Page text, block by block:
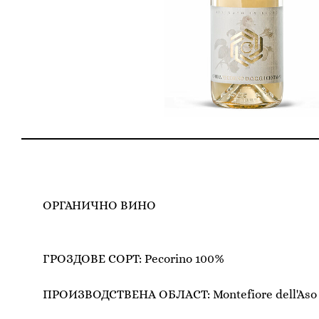
ОРГАНИЧНО ВИНО
ГРОЗДОВЕ СОРТ: Pecorino 100%
ПРОИЗВОДСТВЕНА ОБЛАСТ: Montefiore dell'Aso